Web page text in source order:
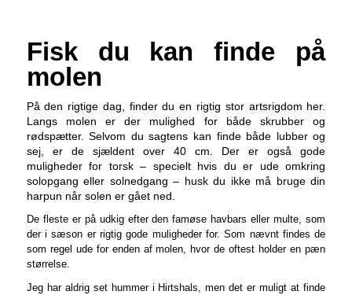
Fisk du kan finde på
molen
På den rigtige dag, finder du en rigtig stor artsrigdom her.
Langs molen er der mulighed for både skrubber og
rødspætter. Selvom du sagtens kan finde både lubber og
sej, er de sjældent over 40 cm. Der er også gode
muligheder for torsk – specielt hvis du er ude omkring
solopgang eller solnedgang – husk du ikke må bruge din
harpun når solen er gået ned.
De fleste er på udkig efter den famøse havbars eller multe, som
der i sæson er rigtig gode muligheder for. Som nævnt findes de
som regel ude for enden af molen, hvor de oftest holder en pæn
størrelse.
Jeg har aldrig set hummer i Hirtshals, men det er muligt at finde